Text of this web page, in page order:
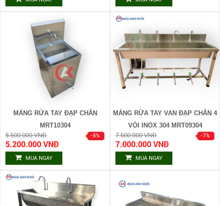
MÁNG RỬA TAY ĐẠP CHÂN
MRT10304
5.500.000 VNĐ
5.200.000 VNĐ
MUA NGAY
MÁNG RỬA TAY VAN ĐẠP CHÂN 4
VÒI INOX 304 MRT09304
7.500.000 VNĐ
7.000.000 VNĐ
MUA NGAY